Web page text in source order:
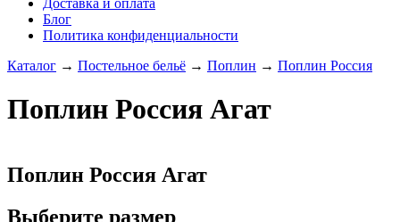
Доставка и оплата
Блог
Политика конфиденциальности
Каталог → Постельное бельё → Поплин → Поплин Россия
Поплин Россия Агат
Поплин Россия Агат
Выберите размер